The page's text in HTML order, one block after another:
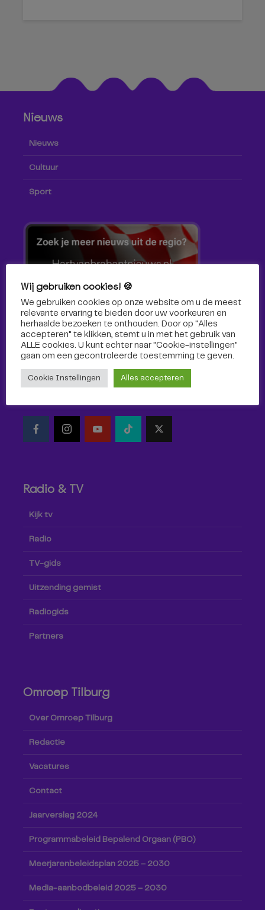
Nieuws
Nieuws
Cultuur
Sport
Volg ons!
Volg Omroep Tilburg niet alleen hier, maar ook via social
Radio & TV
Kijk tv
Radio
TV-gids
Uitzending gemist
Radiogids
Partners
Omroep Tilburg
Over Omroep Tilburg
Redactie
Vacatures
Contact
Jaarverslag 2024
Programmabeleid Bepalend Orgaan (PBO)
Meerjarenbeleidsplan 2025 – 2030
Media-aanbodbeleid 2025 – 2030
Wij gebruiken cookies! 🍪
We gebruiken cookies op onze website om u de meest
relevante ervaring te bieden door uw voorkeuren en
herhaalde bezoeken te onthouden. Door op "Alles
accepteren" te klikken, stemt u in met het gebruik van
ALLE cookies. U kunt echter naar "Cookie-instellingen"
gaan om een ​​gecontroleerde toestemming te geven.
Cookie Instellingen Alles accepteren